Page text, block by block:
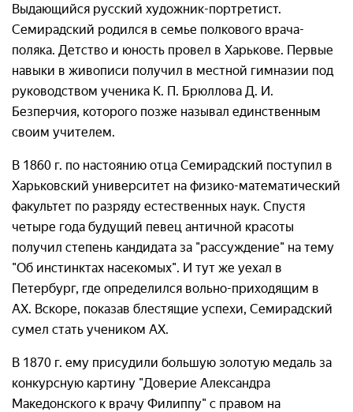
Выдающийся русский художник-портретист.
Семирадский родился в семье полкового врача-
поляка. Детство и юность провел в Харькове. Первые
навыки в живописи получил в местной гимназии под
руководством ученика К. П. Брюллова Д. И.
Безперчия, которого позже называл единственным
своим учителем.
В 1860 г. по настоянию отца Семирадский поступил в
Харьковский университет на физико-математический
факультет по разряду естественных наук. Спустя
четыре года будущий певец античной красоты
получил степень кандидата за "рассуждение" на тему
"Об инстинктах насекомых". И тут же уехал в
Петербург, где определился вольно-приходящим в
АХ. Вскоре, показав блестящие успехи, Семирадский
сумел стать учеником АХ.
В 1870 г. ему присудили большую золотую медаль за
конкурсную картину "Доверие Александра
Македонского к врачу Филиппу" с правом на